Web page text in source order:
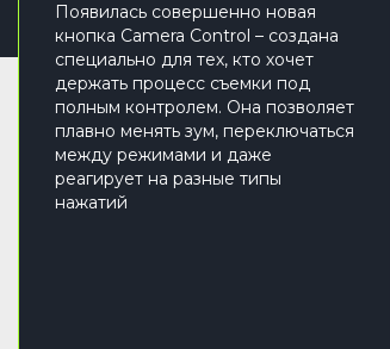
Появилась совершенно новая
кнопка Camera Control – создана
специально для тех, кто хочет
держать процесс съемки под
полным контролем. Она позволяет
плавно менять зум, переключаться
между режимами и даже
реагирует на разные типы
нажатий